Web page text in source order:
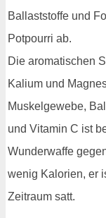
Ballaststoffe und
Potpourri ab.
Die aromatischen
Kalium und
Muskelgewebe,
und Vitamin C ist
Wunderwaffe
wenig Kalorien, er
Zeitraum satt.